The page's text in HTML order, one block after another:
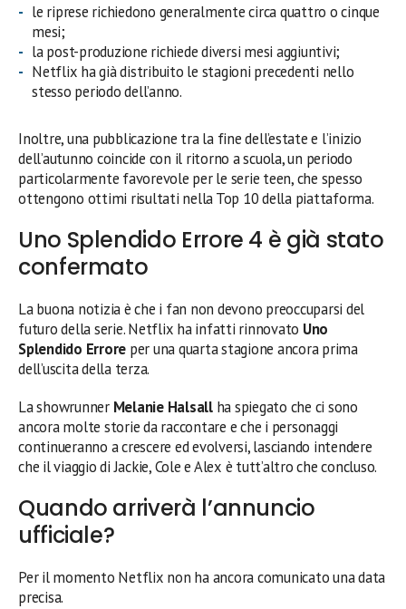
le riprese richiedono generalmente circa quattro o cinque
mesi;
la post-produzione richiede diversi mesi aggiuntivi;
Netflix ha già distribuito le stagioni precedenti nello
stesso periodo dell’anno.
Inoltre, una pubblicazione tra la fine dell’estate e l’inizio
dell’autunno coincide con il ritorno a scuola, un periodo
particolarmente favorevole per le serie teen, che spesso
ottengono ottimi risultati nella Top 10 della piattaforma.
Uno Splendido Errore 4 è già stato
confermato
La buona notizia è che i fan non devono preoccuparsi del
futuro della serie. Netflix ha infatti rinnovato Uno
Splendido Errore per una quarta stagione ancora prima
dell’uscita della terza.
La showrunner Melanie Halsallha spiegato che ci sono
ancora molte storie da raccontare e che i personaggi
continueranno a crescere ed evolversi, lasciando intendere
che il viaggio di Jackie, Cole e Alex è tutt’altro che concluso.
Quando arriverà l’annuncio
ufficiale?
Per il momento Netflix non ha ancora comunicato una data
precisa.